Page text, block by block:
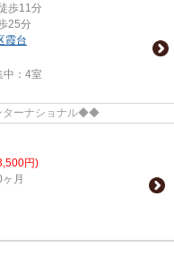
歩11分
25分
霞台
： 4室
ターナショナル◆◆
円)
月